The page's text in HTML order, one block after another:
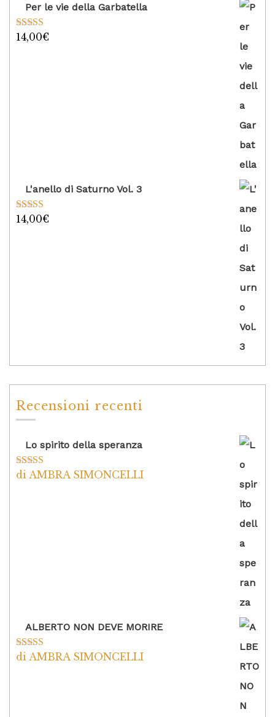
Per le vie della Garbatella
Valutato
14,00€
L'anello di Saturno Vol. 3
Valutato
14,00€
Recensioni recenti
Lo spirito della speranza
Valutato5su
di AMBRA SIMONCELLI
ALBERTO NON DEVE MORIRE
Valutato5su
di AMBRA SIMONCELLI